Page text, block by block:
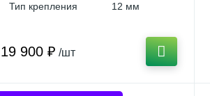
Тип крепления
12 мм
19 900 ₽ /шт